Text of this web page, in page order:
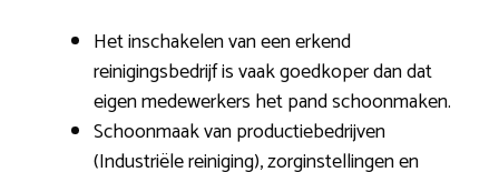
Het inschakelen van een erkend
reinigingsbedrijf is vaak goedkoper dan dat
eigen medewerkers het pand schoonmaken.
Schoonmaak van productiebedrijven
(Industriële reiniging), zorginstellingen en